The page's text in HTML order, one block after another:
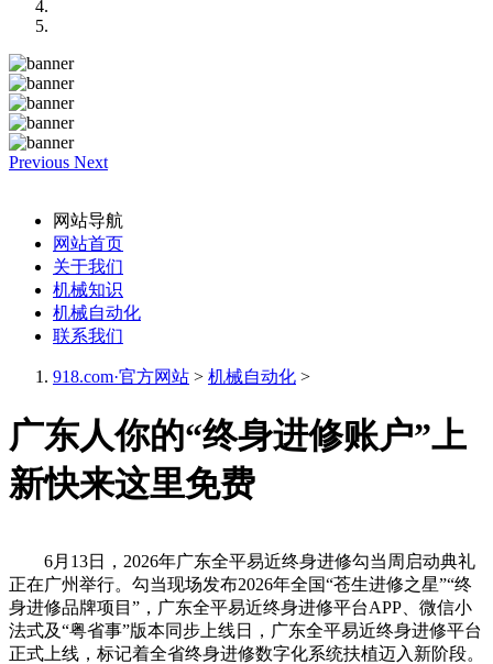
Previous Next
网站导航
网站首页
关于我们
机械知识
机械自动化
联系我们
918.com·官方网站 > 机械自动化 >
广东人你的“终身进修账户”上
新快来这里免费
6月13日，2026年广东全平易近终身进修勾当周启动典礼
正在广州举行。勾当现场发布2026年全国“苍生进修之星”“终
身进修品牌项目”，广东全平易近终身进修平台APP、微信小
法式及“粤省事”版本同步上线日，广东全平易近终身进修平台
正式上线，标记着全省终身进修数字化系统扶植迈入新阶段。